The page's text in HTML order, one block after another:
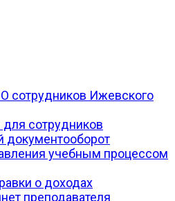
сотрудников Ижевского
сотрудников
документооборот
учебным процессом
о доходах
преподавателя